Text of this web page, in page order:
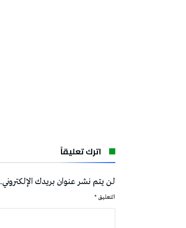
اترك تعليقاً
لن يتم نشر عنوان بريدك الإلكتروني.
التعليق *